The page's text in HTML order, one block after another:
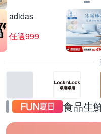
adidas
任選999
食品生